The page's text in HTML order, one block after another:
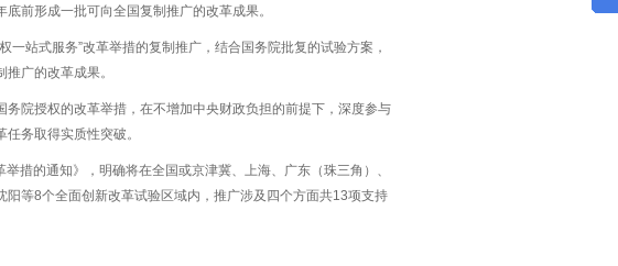
前形成一批可向全国复制推广的改革成果。
站式服务”改革举措的复制推广，结合国务院批复的试验方案，
广的改革成果。
院授权的改革举措，在不增加中央财政负担的前提下，深度参与
务取得实质性突破。
措的通知》，明确将在全国或京津冀、上海、广东（珠三角）、
等8个全面创新改革试验区域内，推广涉及四个方面共13项支持